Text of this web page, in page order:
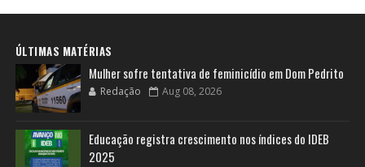
ÚLTIMAS MATÉRIAS
Mulher sofre tentativa de feminicídio em Dom Pedrito
Redação Aug 08, 2026
Educação registra crescimento nos índices do IDEB
2025